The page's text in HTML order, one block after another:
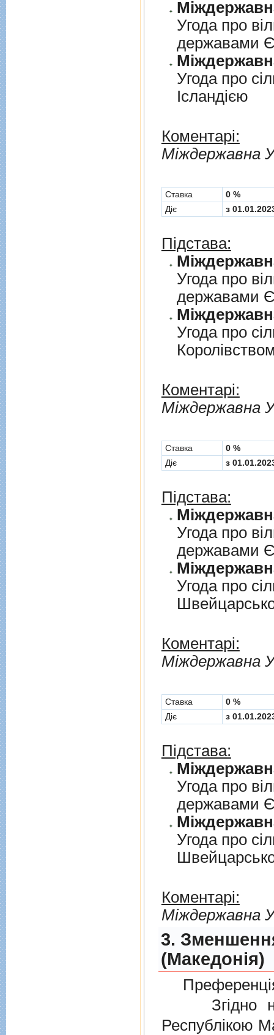
Угода про
державами
Угода про
Iсландiєю
Коментарі:
Мiждержавна
Cтавка
0 %
Діє
з
Підстава:
Угода про
державами
Угода про
Коментарі:
Мiждержавна
Cтавка
0 %
Діє
з
Підстава:
Угода про
державами
Угода про
Коментарі:
Мiждержавна
Cтавка
0 %
Діє
з
Підстава:
Угода про
державами
Угода про
Коментарі:
Мiждержавна
3.
(Македонія)
Згідно
Республікою